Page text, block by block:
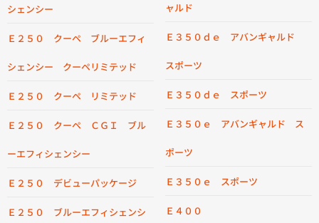
シェンシー
Ｅ２５０ クーペ ブルーエフィ
シェンシー クーペリミテッド
Ｅ２５０ クーペ リミテッド
Ｅ２５０ クーペ ＣＧＩ ブル
ーエフィシェンシー
Ｅ２５０ デビューパッケージ
Ｅ２５０ ブルーエフィシェンシ
ャルド
Ｅ３５０ｄｅ アバンギャルド
スポーツ
Ｅ３５０ｄｅ スポーツ
Ｅ３５０ｅ アバンギャルド ス
ポーツ
Ｅ３５０ｅ スポーツ
Ｅ４００